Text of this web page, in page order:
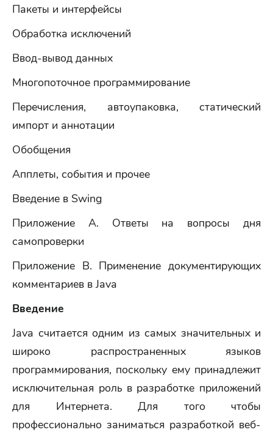
Пакеты и интерфейсы
Обработка исключений
Ввод-вывод данных
Многопоточное программирование
Перечисления, автоупаковка, статический
импорт и аннотации
Обобщения
Апплеты, события и прочее
Введение в Swing
Приложение A. Ответы на вопросы дня
самопроверки
Приложение B. Применение документирующих
комментариев в Java
Введение
Java считается одним из самых значительных и
широко распространенных языков
программирования, поскольку ему принадлежит
исключительная роль в разработке приложений
для Интернета. Для того чтобы
профессионально заниматься разработкой веб-